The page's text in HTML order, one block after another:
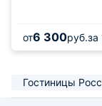
от6 300руб.за
Гостиницы